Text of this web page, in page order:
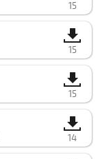
15
15
15
14